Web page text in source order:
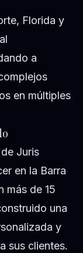
Florida y
a
en múltiples
Juris
en la Barra
más de 15
una
y
sus clientes.